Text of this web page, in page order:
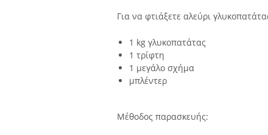
Για να φτιάξετε αλεύρι
1 kg γλυκοπατάτας
1 τρίφτη
1 μεγάλο σχήμα
μπλέντερ
Μέθοδος παρασκευής: